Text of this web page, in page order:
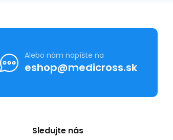
Alebo nám napíšte na
eshop@medicross.sk
Sledujte nás